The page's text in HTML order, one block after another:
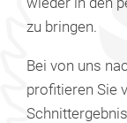
zu bringen.
Bei von uns
profitieren Sie